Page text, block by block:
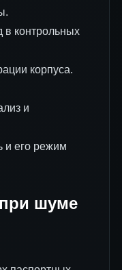
в контрольных
корпуса.
и
и его режим
шуме